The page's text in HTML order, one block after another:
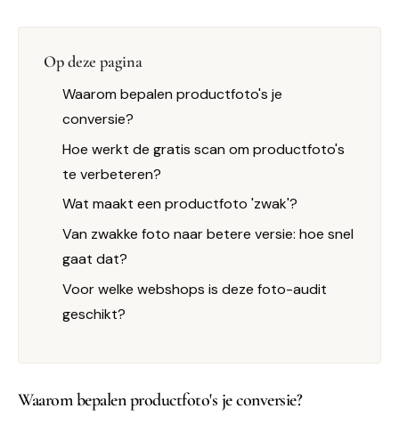
Op deze pagina
Waarom bepalen productfoto's je
conversie?
Hoe werkt de gratis scan om productfoto's
te verbeteren?
Wat maakt een productfoto 'zwak'?
Van zwakke foto naar betere versie: hoe snel
gaat dat?
Voor welke webshops is deze foto-audit
geschikt?
Waarom bepalen productfoto's je conversie?